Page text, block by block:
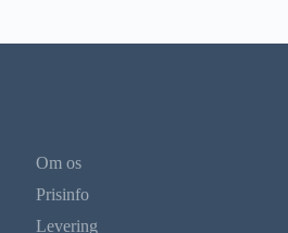
Om os
Prisinfo
Levering